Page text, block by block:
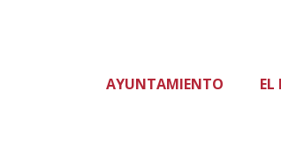
AYUNTAMIENTO